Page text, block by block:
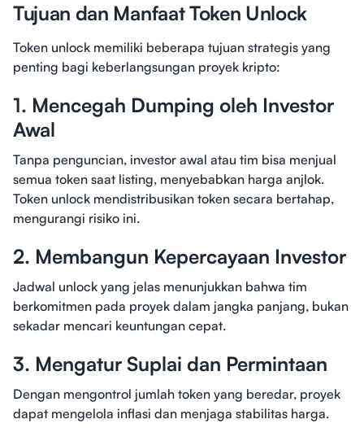
Tujuan dan Manfaat Token Unlock
Token unlock memiliki beberapa tujuan strategis yang
penting bagi keberlangsungan proyek kripto:
1. Mencegah Dumping oleh Investor
Awal
Tanpa penguncian, investor awal atau tim bisa menjual
semua token saat listing, menyebabkan harga anjlok.
Token unlock mendistribusikan token secara bertahap,
mengurangi risiko ini.
2. Membangun Kepercayaan Investor
Jadwal unlock yang jelas menunjukkan bahwa tim
berkomitmen pada proyek dalam jangka panjang, bukan
sekadar mencari keuntungan cepat.
3. Mengatur Suplai dan Permintaan
Dengan mengontrol jumlah token yang beredar, proyek
dapat mengelola inflasi dan menjaga stabilitas harga.